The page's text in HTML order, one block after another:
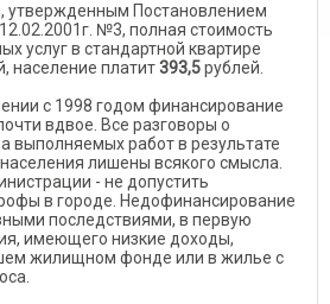
утвержденным Постановлением
№3, полная стоимость
услуг в стандартной квартире
население платит393,5рублей.
с 1998 годом финансирование
вдвое. Все разговоры о
выполняемых работ в результате
лишены всякого смысла.
- не допустить
в городе. Недофинансирование
последствиями, в первую
имеющего низкие доходы,
жилищном фонде или в жилье с